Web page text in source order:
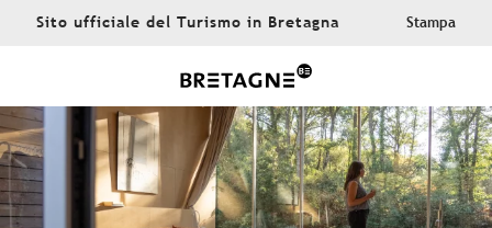
AllerSito ufficiale del Turismo in Bretagna Stampa